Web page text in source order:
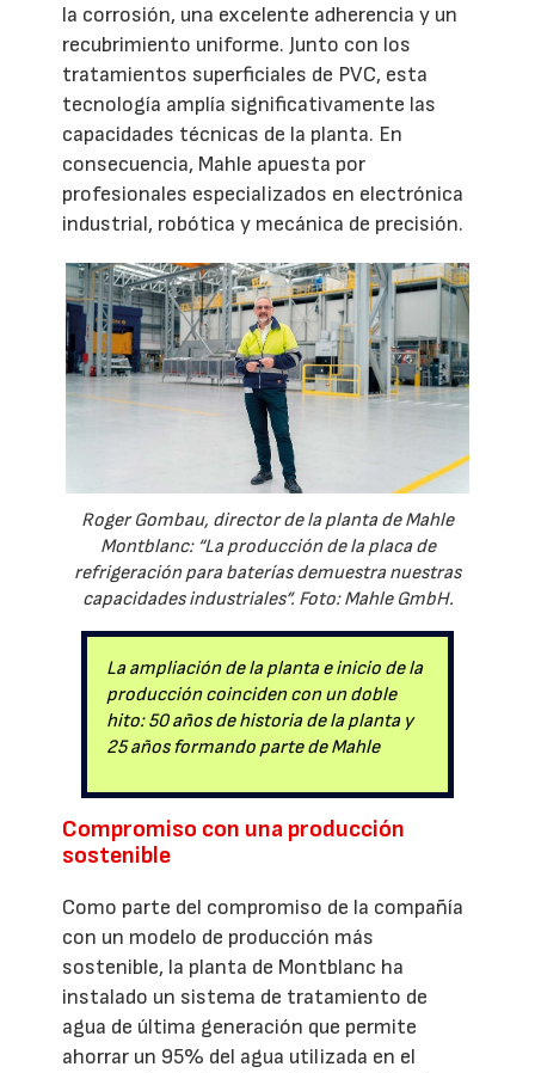
la corrosión, una excelente adherencia y un
recubrimiento uniforme. Junto con los
tratamientos superficiales de PVC, esta
tecnología amplía significativamente las
capacidades técnicas de la planta. En
consecuencia, Mahle apuesta por
profesionales especializados en electrónica
industrial, robótica y mecánica de precisión.
Roger Gombau, director de la planta de Mahle
Montblanc: “La producción de la placa de
refrigeración para baterías demuestra nuestras
capacidades industriales”. Foto: Mahle GmbH.
La ampliación de la planta e inicio de la
producción coinciden con un doble
hito: 50 años de historia de la planta y
25 años formando parte de Mahle
Compromiso con una producción
sostenible
Como parte del compromiso de la compañía
con un modelo de producción más
sostenible, la planta de Montblanc ha
instalado un sistema de tratamiento de
agua de última generación que permite
ahorrar un 95% del agua utilizada en el